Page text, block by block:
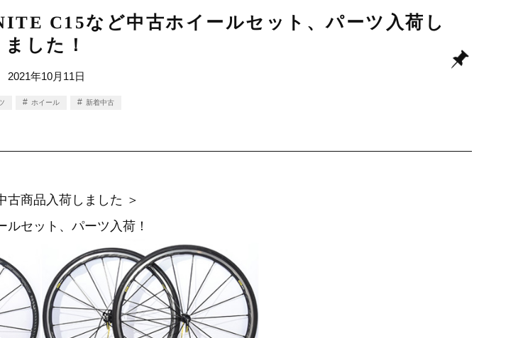
C15など中古ホイールセット、パーツ入荷し
ました！
2021年10月11日
ホイール 新着中古
古商品入荷しました ＞
ルセット、パーツ入荷！